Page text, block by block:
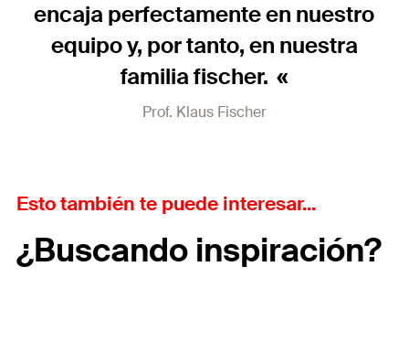
encaja perfectamente en nuestro
equipo y, por tanto, en nuestra
familia fischer.
Prof. Klaus Fischer
Esto también te puede interesar...
¿Buscando inspiración?